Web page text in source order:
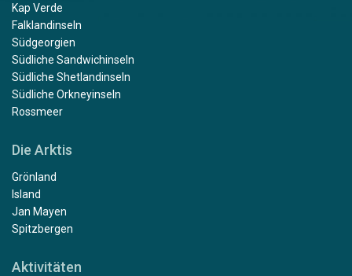
Kap Verde
Falklandinseln
Südgeorgien
Südliche Sandwichinseln
Südliche Shetlandinseln
Südliche Orkneyinseln
Rossmeer
Die Arktis
Grönland
Island
Jan Mayen
Spitzbergen
Aktivitäten